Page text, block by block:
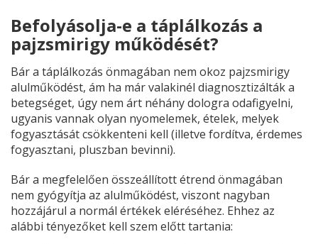
Befolyásolja-e a táplálkozás a
pajzsmirigy működését?
Bár a táplálkozás önmagában nem okoz pajzsmirigy
alulműködést, ám ha már valakinél diagnosztizálták a
betegséget, úgy nem árt néhány dologra odafigyelni,
ugyanis vannak olyan nyomelemek, ételek, melyek
fogyasztását csökkenteni kell (illetve fordítva, érdemes
fogyasztani, pluszban bevinni).
Bár a megfelelően összeállított étrend önmagában
nem gyógyítja az alulműködést, viszont nagyban
hozzájárul a normál értékek eléréséhez. Ehhez az
alábbi tényezőket kell szem előtt tartania: